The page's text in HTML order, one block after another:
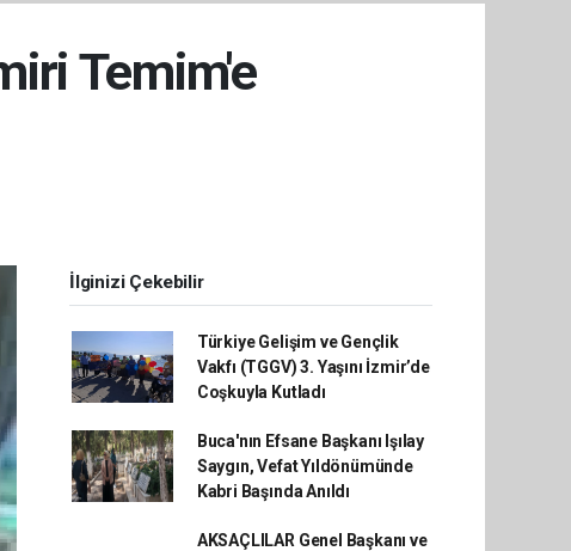
Temim'e
İlginizi Çekebilir
Türkiye Gelişim ve Gençlik
Vakfı (TGGV) 3. Yaşını İzmir’de
Coşkuyla Kutladı
Buca'nın Efsane Başkanı Işılay
Saygın, Vefat Yıldönümünde
Kabri Başında Anıldı
AKSAÇLILAR Genel Başkanı ve